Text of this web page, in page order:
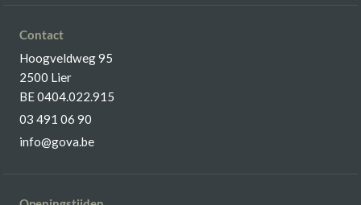
Contact
Hoogveldweg 95
2500 Lier
BE 0404.022.915
03 491 06 90
info@gova.be